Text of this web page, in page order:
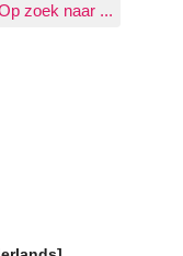
zoek naar ...